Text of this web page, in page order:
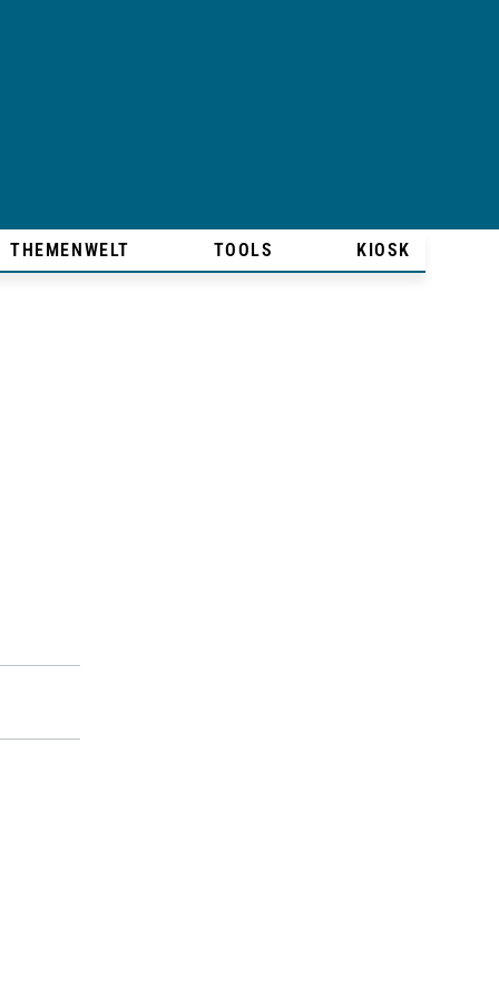
THEMENWELT TOOLS KIOSK